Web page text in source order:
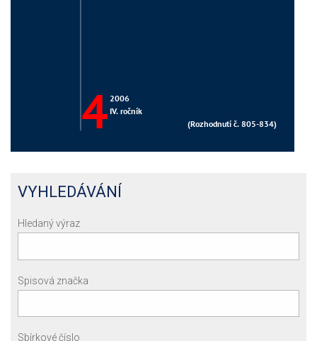
VYHLEDÁVÁNÍ
Hledaný výraz
Spisová značka
Sbírkové číslo